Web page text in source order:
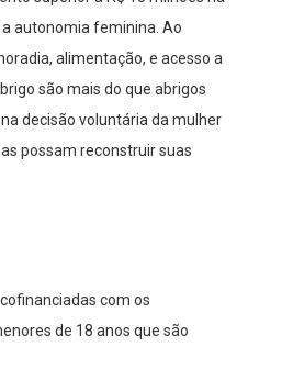
autonomia feminina. Ao
alimentação, e acesso a
são mais do que abrigos
decisão voluntária da mulher
possam reconstruir suas
com os
de 18 anos que são